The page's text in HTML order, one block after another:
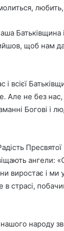
Батьківщина
щоб нам
і всієї
Але не без
Богові і
Пресвятої
ангели:
виростає і
страсі,
народу